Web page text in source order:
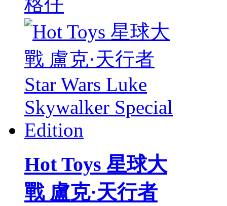
Hot Toys 星球大
戰 盧克·天行者